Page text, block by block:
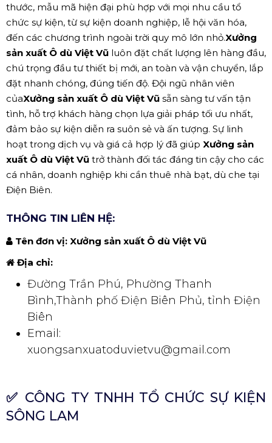
thước, mẫu mã hiện đại phù hợp với mọi nhu cầu tổ
chức sự kiện, từ sự kiện doanh nghiệp, lễ hội văn hóa,
đến các chương trình ngoài trời quy mô lớn nhỏ.Xưởng
sản xuất Ô dù Việt Vũ luôn đặt chất lượng lên hàng đầu,
chú trọng đầu tư thiết bị mới, an toàn và vận chuyển, lắp
đặt nhanh chóng, đúng tiến độ. Đội ngũ nhân viên
củaXưởng sản xuất Ô dù Việt Vũ sẵn sàng tư vấn tận
tình, hỗ trợ khách hàng chọn lựa giải pháp tối ưu nhất,
đảm bảo sự kiện diễn ra suôn sẻ và ấn tượng. Sự linh
hoạt trong dịch vụ và giá cả hợp lý đã giúp Xưởng sản
xuất Ô dù Việt Vũ trở thành đối tác đáng tin cậy cho các
cá nhân, doanh nghiệp khi cần thuê nhà bạt, dù che tại
Điện Biên.
THÔNG TIN LIÊN HỆ:
Tên đơn vị: Xưởng sản xuất Ô dù Việt Vũ
Địa chỉ:
Đường Trần Phú, Phường Thanh
Bình,Thành phố Điện Biên Phủ, tỉnh Điện
Biên
Email:
xuongsanxuatoduvietvu@gmail.com
✅ CÔNG TY TNHH TỔ CHỨC SỰ KIỆN
SÔNG LAM